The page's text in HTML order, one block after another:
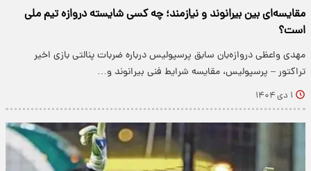
مقایسه‌ای بین بیرانوند و نیازمند؛ چه کسی شایسته دروازه تیم ملی
است؟
مهدی واعظی دروازه‌بان سابق پرسپولیس درباره ضربات پنالتی بازی اخیر
تراکتور – پرسپولیس، مقایسه شرایط فنی بیرانوند و…
۱ دی ۱۴۰۴